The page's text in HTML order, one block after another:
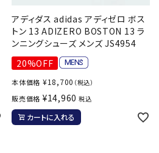
ボール（ハンドボール）
その他アクセサリー
アディダス adidas アディゼロ ボス
トン 13 ADIZERO BOSTON 13 ラ
ンニングシューズ メンズ JS4954
20%OFF
本体価格 ¥18,700 （税込）
販売価格 ¥14,960 税込
カートに入れる